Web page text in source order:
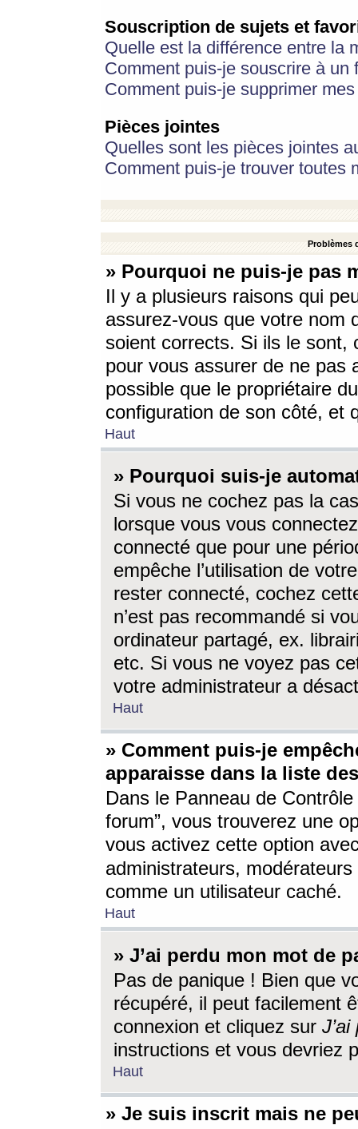
Souscription de sujets et
Quelle est la différence entre la
Comment puis-je souscrire à
Comment puis-je supprimer
Pièces jointes
Quelles sont les pièces jointes
Comment puis-je trouver toutes
Problèmes
» Pourquoi ne puis-je pas
Il y a plusieurs raisons qui
assurez-vous que votre nom
soient corrects. Si ils le sont,
pour vous assurer de ne pas
possible que le propriétaire
configuration de son côté, et
Haut
» Pourquoi suis-je
Si vous ne cochez pas la
lorsque vous vous
connecté que pour une
empêche l’utilisation de
rester connecté, cochez
n’est pas recommandé si
ordinateur partagé, ex.
etc. Si vous ne voyez pas
votre administrateur a
Haut
» Comment puis-je
apparaisse dans la liste
Dans le Panneau de
forum”, vous trouverez une
vous activez cette option
administrateurs,
comme un utilisateur caché.
Haut
» J’ai perdu mon mot de
Pas de panique ! Bien que
récupéré, il peut facilement
connexion et cliquez sur
instructions et vous devriez
Haut
» Je suis inscrit mais ne